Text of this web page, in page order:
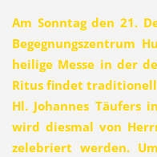
Am Sonntag den 21.
Begegnungszentrum
heilige Messe in der
Ritus findet traditionell
Hl. Johannes Täufers
wird diesmal von
zelebriert werden.